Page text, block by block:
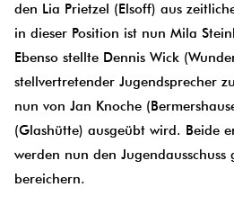
den Lia Prietzel (Elsoff) aus
in dieser Position ist nun Mila
Ebenso stellte Dennis Wick
stellvertretender Jugendsprecher
nun von Jan Knoche
(Glashütte) ausgeübt wird. Beide
werden nun den Jugendausschuss
bereichern.